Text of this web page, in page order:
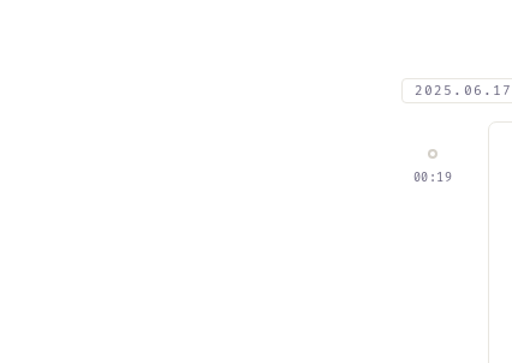
2025.06.17
00:19